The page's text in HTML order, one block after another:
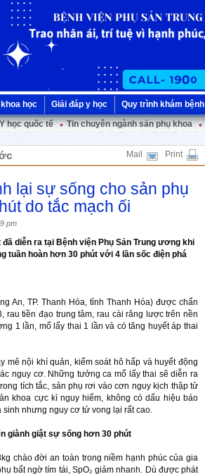
học Giải đáp y học Quy trình khám bệnh
Y học quốc tế Tin chuyên ngành sản phụ khoa
Mail Print
lại sự sống cho sản phụ
do tắc mạch ối
pm
diễn ra tại Bệnh viện Phụ Sản Trung ương khi
tuần hoàn hơn 30 phút với 4 lần sốc điện phá
An, TP. Thanh Hóa, tỉnh Thanh Hóa) được chẩn
rau tiền đạo trung tâm, rau cài răng lược trên nền
1 lần, mổ lấy thai 1 lần và có tăng huyết áp thai
mê nội khí quản, kiểm soát hô hấp và huyết động
nguy cơ. Những tưởng ca mổ lấy thai sẽ diễn ra
tích tắc, sản phụ rơi vào cơn nguy kịch thập tử
khoa cực kì nguy hiểm, không có dấu hiệu báo
nhưng nguy cơ tử vong lại rất cao.
giành giật sự sống hơn 30 phút
chào đời an toàn trong niềm hạnh phúc của gia
bất ngờ tím tái, SpO₂ giảm nhanh. Dù được phát